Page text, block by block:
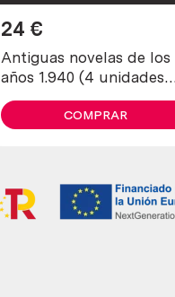
Antiguas novelas de los
años 1.940 (4 unidades
diferentes)
24 €
COMPRAR